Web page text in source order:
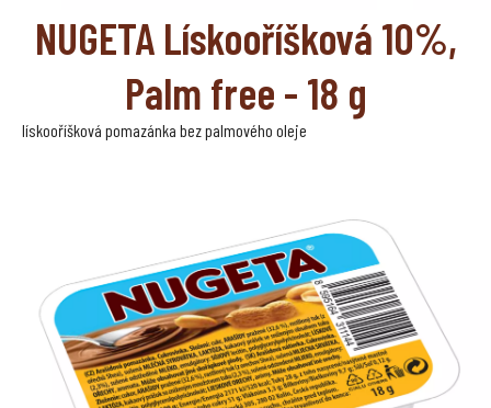
NUGETA Lískooříšková 10%,
Palm free - 18 g
lískooříšková pomazánka bez palmového oleje